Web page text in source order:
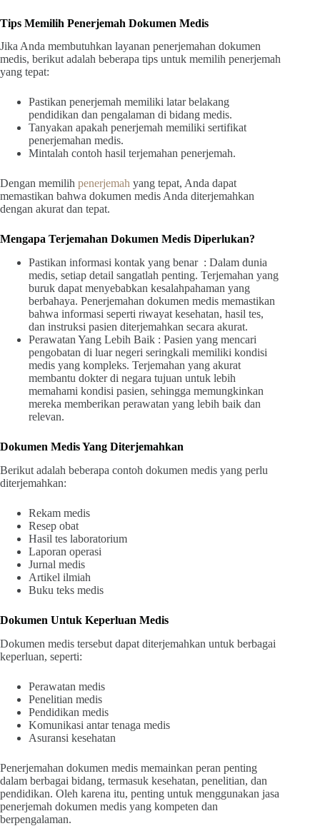
Tips Memilih Penerjemah Dokumen Medis
Jika Anda membutuhkan layanan penerjemahan dokumen
medis, berikut adalah beberapa tips untuk memilih penerjemah
yang tepat:
Pastikan penerjemah memiliki latar belakang
pendidikan dan pengalaman di bidang medis.
Tanyakan apakah penerjemah memiliki sertifikat
penerjemahan medis.
Mintalah contoh hasil terjemahan penerjemah.
Dengan memilih penerjemah yang tepat, Anda dapat
memastikan bahwa dokumen medis Anda diterjemahkan
dengan akurat dan tepat.
Mengapa Terjemahan Dokumen Medis Diperlukan?
Pastikan informasi kontak yang benar : Dalam dunia
medis, setiap detail sangatlah penting. Terjemahan yang
buruk dapat menyebabkan kesalahpahaman yang
berbahaya. Penerjemahan dokumen medis memastikan
bahwa informasi seperti riwayat kesehatan, hasil tes,
dan instruksi pasien diterjemahkan secara akurat.
Perawatan Yang Lebih Baik : Pasien yang mencari
pengobatan di luar negeri seringkali memiliki kondisi
medis yang kompleks. Terjemahan yang akurat
membantu dokter di negara tujuan untuk lebih
memahami kondisi pasien, sehingga memungkinkan
mereka memberikan perawatan yang lebih baik dan
relevan.
Dokumen Medis Yang Diterjemahkan
Berikut adalah beberapa contoh dokumen medis yang perlu
diterjemahkan:
Rekam medis
Resep obat
Hasil tes laboratorium
Laporan operasi
Jurnal medis
Artikel ilmiah
Buku teks medis
Dokumen Untuk Keperluan Medis
Dokumen medis tersebut dapat diterjemahkan untuk berbagai
keperluan, seperti:
Perawatan medis
Penelitian medis
Pendidikan medis
Komunikasi antar tenaga medis
Asuransi kesehatan
Penerjemahan dokumen medis memainkan peran penting
dalam berbagai bidang, termasuk kesehatan, penelitian, dan
pendidikan. Oleh karena itu, penting untuk menggunakan jasa
penerjemah dokumen medis yang kompeten dan
berpengalaman.